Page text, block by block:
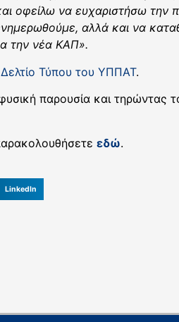
οφείλω να ευχαριστήσω την
αλλά και να
την νέα ΚΑΠ».
Δελτίο Τύπου του ΥΠΠΑΤ.
παρουσία και τηρώντας
εδώ.
LinkedIn